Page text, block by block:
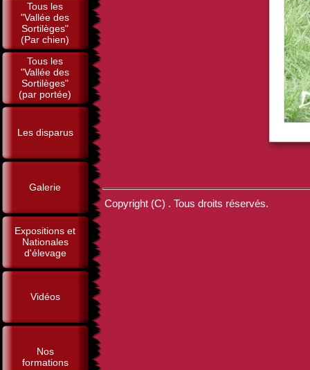
Tous les
"Vallée des
Sortilèges"
(Par chien)
Tous les
"Vallée des
Sortilèges"
(par portée)
Les disparus
Galerie
Expositions et
Nationales
d'élevage
Vidéos
Nos
formations
Copyright (C) . Tous droits réservés.